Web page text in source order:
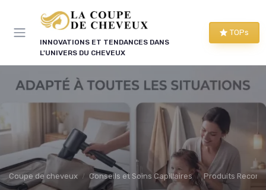
INNOVATIONS ET TENDANCES DANS
L'UNIVERS DU CHEVEUX
TOPs
Coupe de cheveux Conseils et Soins Capillaires Produits